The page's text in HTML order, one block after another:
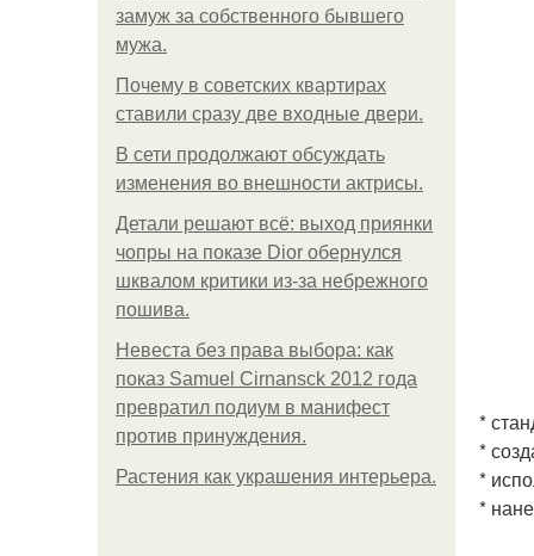
замуж за собственного бывшего
мужа.
Почему в советских квартирах
ставили сразу две входные двери.
В сети продолжают обсуждать
изменения во внешности актрисы.
Детали решают всё: выход приянки
чопры на показе Dior обернулся
шквалом критики из-за небрежного
пошива.
Невеста без права выбора: как
показ Samuel Cirnansck 2012 года
превратил подиум в манифест
против принуждения.
Растения как украшения интерьера.
*
*
*
*